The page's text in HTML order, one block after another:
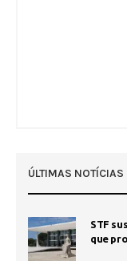
ÚLTIMAS NOTÍCIAS
STF
que